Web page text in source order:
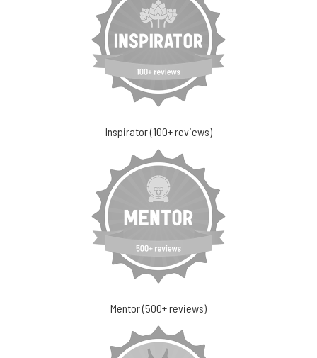
Inspirator (100+ reviews)
Mentor (500+ reviews)